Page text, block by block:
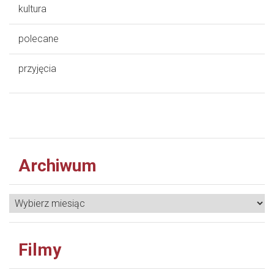
kultura
polecane
przyjęcia
Archiwum
Filmy